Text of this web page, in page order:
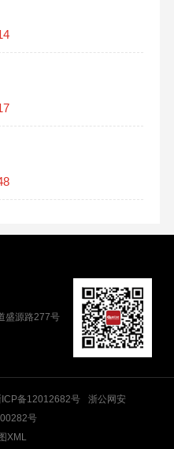
盛源路277号
ICP备12012682号
浙公网安
号
XML